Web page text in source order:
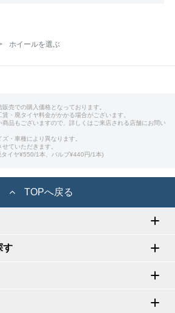
ホイールを選ぶ
売での購入価格となっております。
・廃タイヤ料金がかかる場合がございます。
商品もございますので、詳しくはご来店される店舗にお問い
・車種により異なります。
ていただきます。
イヤ¥550/1本、バルブ¥440円/1本)
TOPへ戻る
す